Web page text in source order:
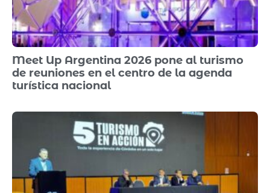
Meet Up Argentina 2026 pone al turismo
de reuniones en el centro de la agenda
turística nacional